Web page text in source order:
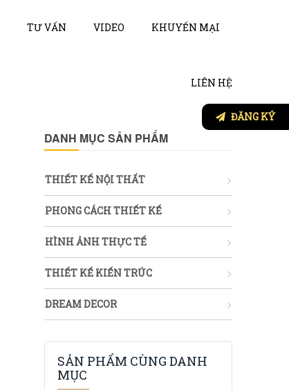
TƯ VẤN VIDEO KHUYẾN MẠI
LIÊN HỆ
DANH MỤC SẢN PHẨM
THIẾT KẾ NỘI THẤT
PHONG CÁCH THIẾT KẾ
HÌNH ẢNH THỰC TẾ
THIẾT KẾ KIẾN TRÚC
DREAM DECOR
SẢN PHẨM CÙNG DANH
MỤC
ĐĂNG KÝ